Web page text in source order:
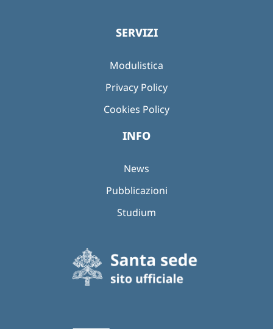
SERVIZI
Modulistica
Privacy Policy
Cookies Policy
INFO
News
Pubblicazioni
Studium